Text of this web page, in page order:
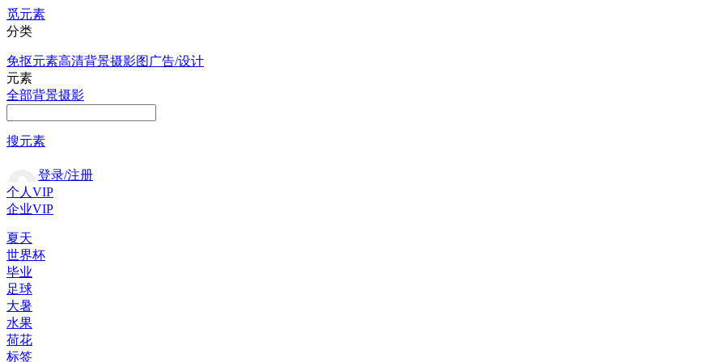
觅元素
分类
免抠元素高清背景摄影图 广告/设计
元素
全部背景摄影
搜元素
登录/注册
个人VIP
企业VIP
夏天
世界杯
毕业
足球
大暑
水果
荷花
标签